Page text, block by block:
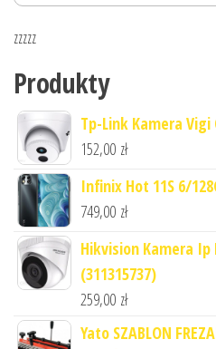
zzzzz
Produkty
Tp-Link Kamera Vigi
152,00 zł
Infinix Hot 11S 6/
749,00 zł
Hikvision Kamera Ip
(311315737)
259,00 zł
Yato SZABLON